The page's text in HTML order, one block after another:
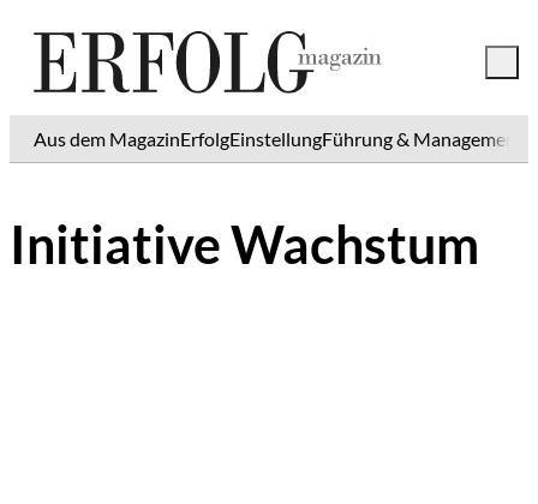
Aus dem MagazinErfolgEinstellungFührung & Management
Initiative Wachstum